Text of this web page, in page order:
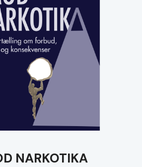
NARKOTIKA